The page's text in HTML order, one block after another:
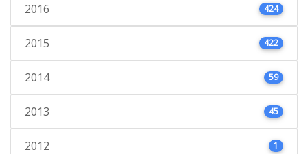
2016 424
2015 422
2014 59
2013 45
2012 1